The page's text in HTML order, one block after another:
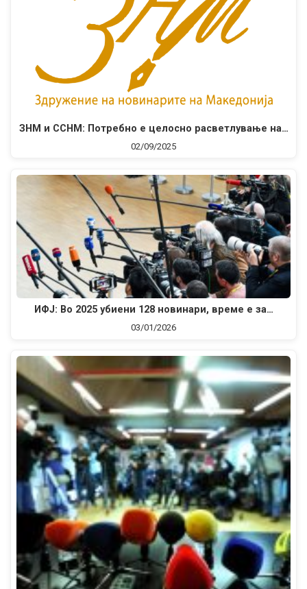
ЗНМ и ССНМ: Потребно е целосно расветлување на…
02/09/2025
ИФЈ: Во 2025 убиени 128 новинари, време е за…
03/01/2026